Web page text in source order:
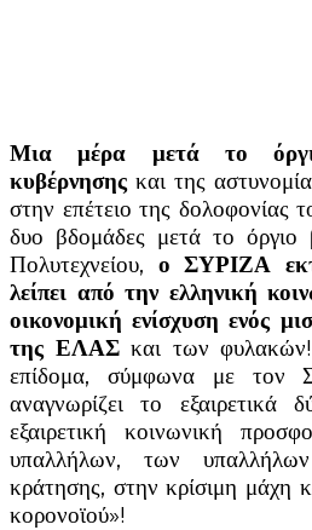
Μια μέρα μετά το
κυβέρνησης και της
στην επέτειο της δολοφονίας
δυο βδομάδες μετά το όργιο
Πολυτεχνείου, ο ΣΥΡΙΖΑ
λείπει από την ελληνική
οικονομική ενίσχυση ενός
της ΕΛΑΣ και των
επίδομα, σύμφωνα με τον
αναγνωρίζει το εξαιρετικά
εξαιρετική κοινωνική
υπαλλήλων, των
κράτησης, στην κρίσιμη μάχη
κορονοϊού»!